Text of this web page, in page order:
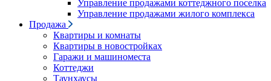
Управление продажами коттеджного поселка
Управление продажами жилого комплекса
Продажа
Квартиры и комнаты
Квартиры в новостройках
Гаражи и машиноместа
Коттеджи
Таунхаусы